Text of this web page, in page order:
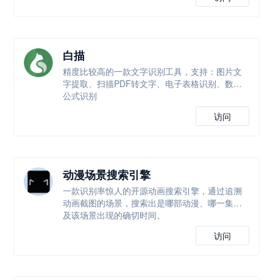
白描
精度比较高的一款文字识别工具，支持：图片文
字提取、扫描PDF转文字、电子表格识别、数学
公式识别
访问
动漫场景搜索引擎
一款识别率惊人的开源动画搜索引擎，通过追溯
动画截图的场景，搜索出是哪部动漫、哪一集以
及该场景出现的确切时间。
访问